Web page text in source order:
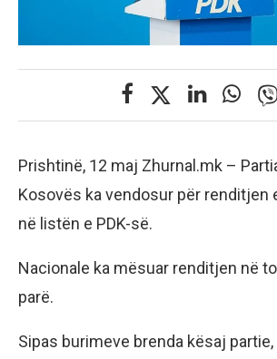
Prishtinë, 12 maj Zhurnal.mk –
Kosovës ka vendosur për renditjen
në listën e PDK-së.
Nacionale ka mësuar renditjen në
parë.
Sipas burimeve brenda kësaj